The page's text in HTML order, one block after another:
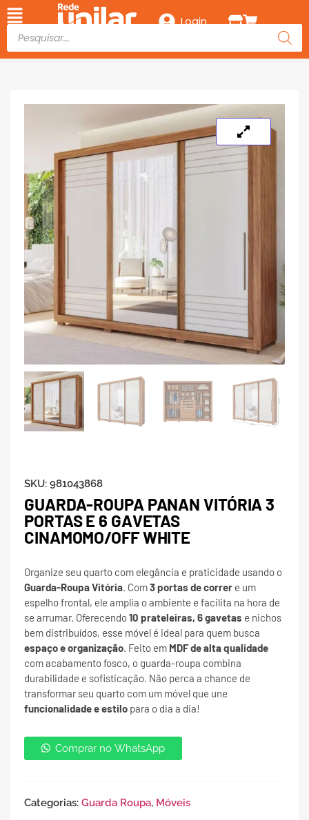
Login
SKU: 981043868
GUARDA-ROUPA PANAN VITÓRIA 3
PORTAS E 6 GAVETAS
CINAMOMO/OFF WHITE
Organize seu quarto com elegância e praticidade usando o
Guarda-Roupa Vitória. Com3 portas de correr e um
espelho frontal, ele amplia o ambiente e facilita na hora de
se arrumar. Oferecendo10 prateleiras, 6 gavetas e nichos
bem distribuídos, esse móvel é ideal para quem busca
espaço e organização. Feito em MDF de alta qualidade
com acabamento fosco, o guarda-roupa combina
durabilidade e sofisticação. Não perca a chance de
transformar seu quarto com um móvel que une
funcionalidade e estilo para o dia a dia!
Comprar no WhatsApp
Categorias: Guarda Roupa, Móveis